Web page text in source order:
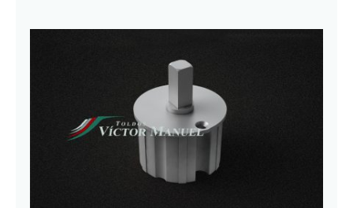
Casquillo Corto Máquina 7002